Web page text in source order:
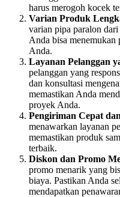
harus merogoh kocek
Varian Produk
varian pipa paralon
Anda bisa menemukan
Anda.
Layanan Pelanggan
pelanggan yang
dan konsultasi
memastikan Anda
proyek Anda.
Pengiriman Cepat
menawarkan layanan
memastikan produk
terbaik.
Diskon dan Promo
promo menarik yang
biaya. Pastikan Anda
mendapatkan